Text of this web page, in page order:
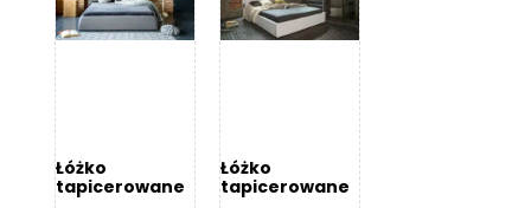
Łóżko
tapicerowane
Łóżko
tapicerowane